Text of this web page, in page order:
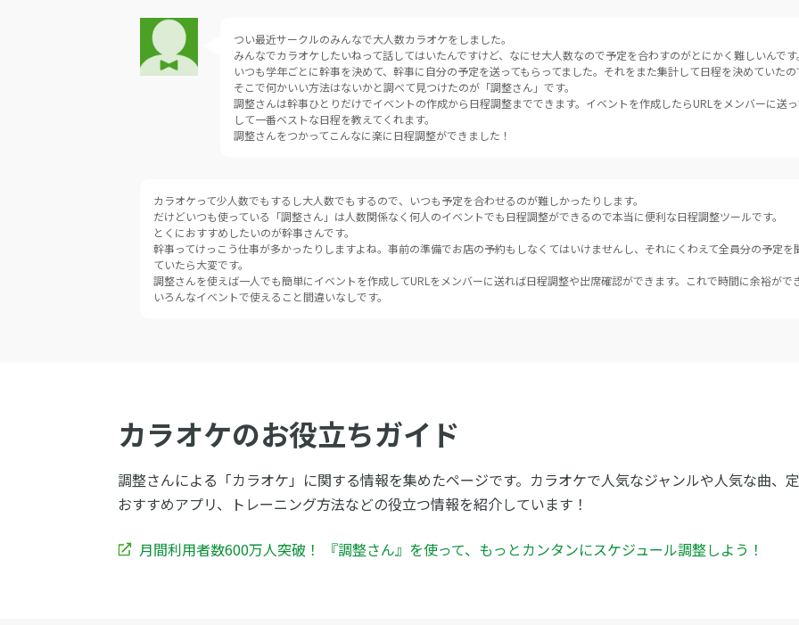
つい最近サークルのみんなで大人数カラオケをしました。
みんなでカラオケしたいねって話してはいたんですけど、なにせ大人数なので予定を合わすのがとにかく難しいんです
いつも学年ごとに幹事を決めて、幹事に自分の予定を送ってもらってました。それをまた集計して日程を決めていた
そこで何かいい方法はないかと調べて見つけたのが「調整さん」です。
調整さんは幹事ひとりだけでイベントの作成から日程調整までできます。イベントを作成したらURLをメンバーに送
して一番ベストな日程を教えてくれます。
調整さんをつかってこんなに楽に日程調整ができました！
カラオケって少人数でもするし大人数でもするので、いつも予定を合わせるのが難しかったりします。
だけどいつも使っている「調整さん」は人数関係なく何人のイベントでも日程調整ができるので本当に便利な日程調整ツールです。
とくにおすすめしたいのが幹事さんです。
幹事ってけっこう仕事が多かったりしますよね。事前の準備でお店の予約もしなくてはいけませんし、それにくわえて全員分の予定
ていたら大変です。
調整さんを使えば一人でも簡単にイベントを作成してURLをメンバーに送れば日程調整や出席確認ができます。これで時間に余裕が
いろんなイベントで使えること間違いなしです。
カラオケのお役立ちガイド
調整さんによる「カラオケ」に関する情報を集めたページです。カラオケで人気なジャンルや人気な曲、
おすすめアプリ、トレーニング方法などの役立つ情報を紹介しています！
月間利用者数600万人突破！ 『調整さん』を使って、もっとカンタンにスケジュール調整しよう！